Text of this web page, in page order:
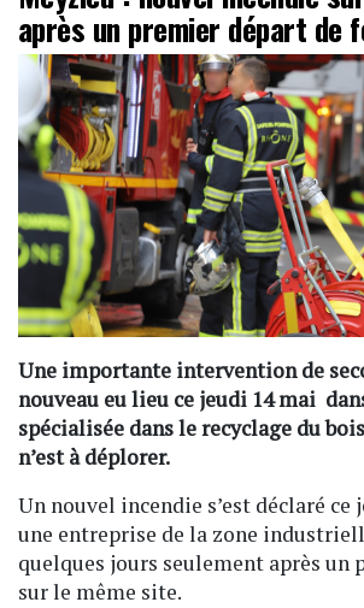
après un premier départ de
Une importante intervention de
nouveau eu lieu ce jeudi 14 mai
spécialisée dans le recyclage du
n’est à déplorer.
Un nouvel incendie s’est déclaré
une entreprise de la zone
quelques jours seulement après un
sur le même site.